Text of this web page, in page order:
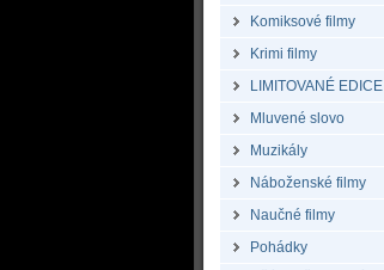
Komiksové filmy
Krimi filmy
LIMITOVANÉ EDICE
Mluvené slovo
Muzikály
Náboženské filmy
Naučné filmy
Pohádky